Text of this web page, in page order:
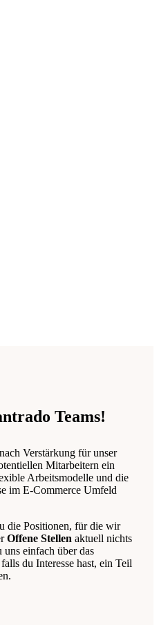
Teams!
Verstärkung für unser
Mitarbeitern ein
Arbeitsmodelle und die
im E-Commerce Umfeld
die Positionen, für die wir
Offene Stellen aktuell nichts
uns einfach über das
du Interesse hast, ein Teil